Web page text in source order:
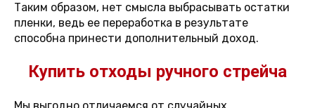
Таким образом, нет смысла выбрасывать остатки
пленки, ведь ее переработка в результате
способна принести дополнительный доход.
Купить отходы ручного стрейча